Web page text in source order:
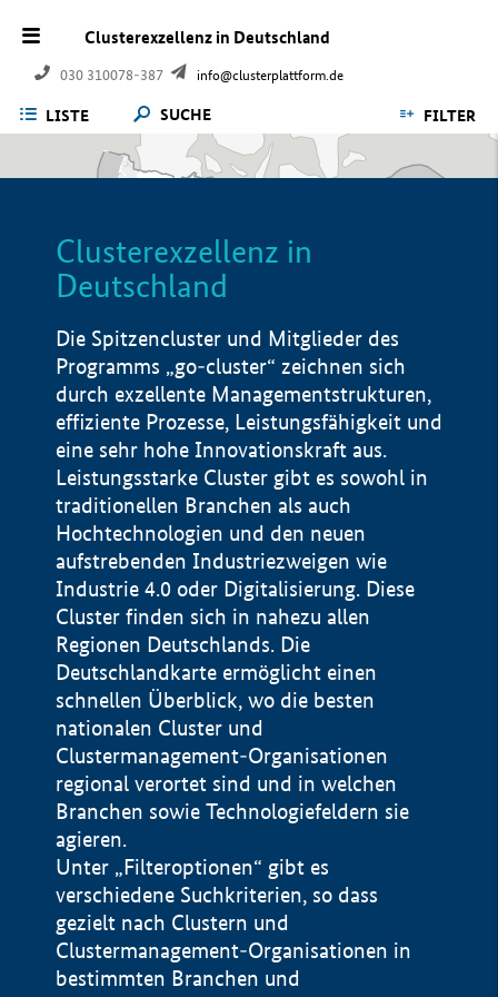
Clusterexzellenz in Deutschland
030 310078-387 info@clusterplattform.de
LISTE SUCHE FILTER
Clusterexzellenz in
Deutschland
Die Spitzencluster und Mitglieder des
Programms „go-cluster“ zeichnen sich
durch exzellente Managementstrukturen,
effiziente Prozesse, Leistungsfähigkeit und
eine sehr hohe Innovationskraft aus.
Leistungsstarke Cluster gibt es sowohl in
traditionellen Branchen als auch
Hochtechnologien und den neuen
aufstrebenden Industriezweigen wie
Industrie 4.0 oder Digitalisierung. Diese
Cluster finden sich in nahezu allen
Regionen Deutschlands. Die
Deutschlandkarte ermöglicht einen
schnellen Überblick, wo die besten
nationalen Cluster und
Clustermanagement-Organisationen
regional verortet sind und in welchen
Branchen sowie Technologiefeldern sie
agieren.
Unter „Filteroptionen“ gibt es
verschiedene Suchkriterien, so dass
gezielt nach Clustern und
Clustermanagement-Organisationen in
bestimmten Branchen und
Impressum
Datenschutzerklärung
BMWE, 2026 ©
100 km © Geobasis-DE / BKG 2015